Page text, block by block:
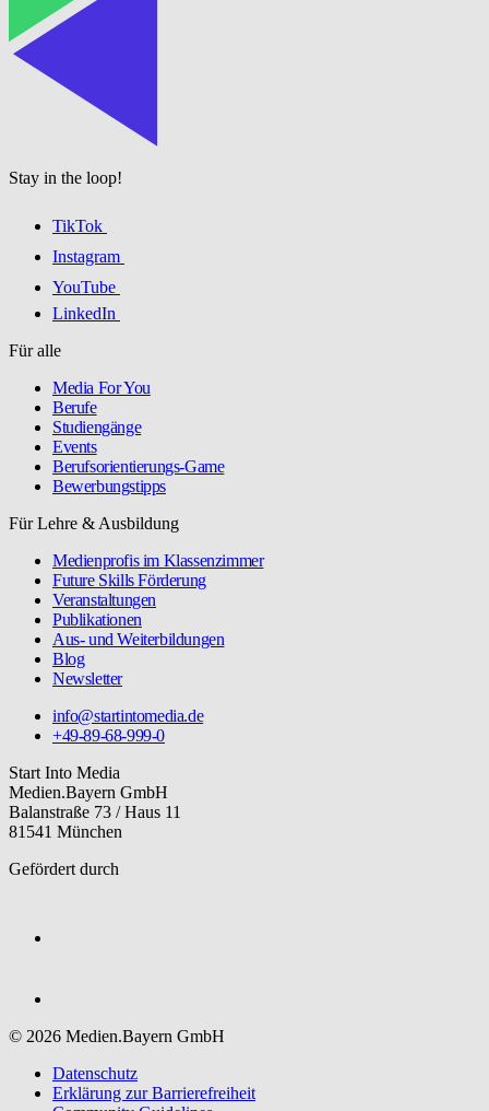
Stay in the loop!
TikTok
Instagram
YouTube
LinkedIn
Für alle
Media For You
Berufe
Studiengänge
Events
Berufsorientierungs-Game
Bewerbungstipps
Für Lehre & Ausbildung
Medienprofis im Klassenzimmer
Future Skills Förderung
Veranstaltungen
Publikationen
Aus- und Weiterbildungen
Blog
Newsletter
info@startintomedia.de
+49-89-68-999-0
Start Into Media
Medien.Bayern GmbH
Balanstraße 73 / Haus 11
81541 München
Gefördert durch
© 2026 Medien.Bayern GmbH
Datenschutz
Erklärung zur Barriere­freiheit